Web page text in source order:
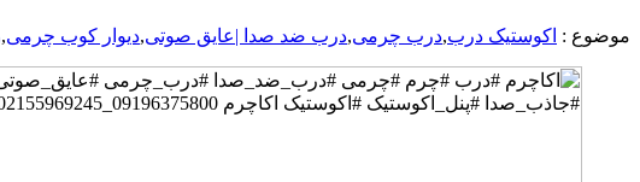
موضوع : اکوستیک درب,درب چرمی,درب ضد صدا |عایق صوتی,دیوار کوب چرمی,